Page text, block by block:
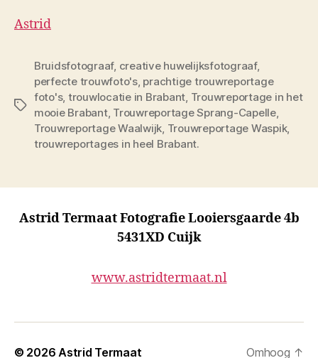
Astrid
Tags
Bruidsfotograaf, creative huwelijksfotograaf,
perfecte trouwfoto's, prachtige trouwreportage
foto's, trouwlocatie in Brabant, Trouwreportage in het
mooie Brabant, Trouwreportage Sprang-Capelle,
Trouwreportage Waalwijk, Trouwreportage Waspik,
trouwreportages in heel Brabant.
Astrid Termaat Fotografie Looiersgaarde 4b
5431XD Cuijk
www.astridtermaat.nl
© 2026 Astrid Termaat Omhoog ↑